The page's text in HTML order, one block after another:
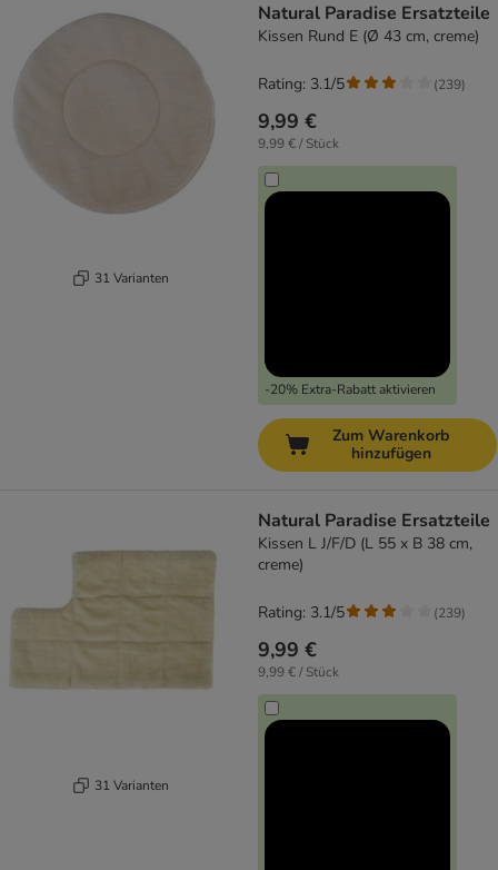
31 Varianten
Natural Paradise Ersatzteile
Kissen Rund E (Ø 43 cm, creme)
9,99 €
9,99 € / Stück
-20% Extra-Rabatt aktivieren
Rating: 3.1/5 (239)
Zum Warenkorb
hinzufügen
31 Varianten
Natural Paradise Ersatzteile
Kissen L J/F/D (L 55 x B 38 cm,
creme)
9,99 €
9,99 € / Stück
Rating: 3.1/5 (239)